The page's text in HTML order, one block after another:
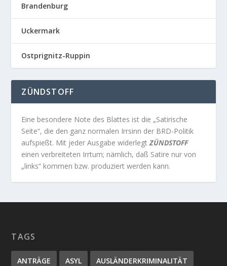
Brandenburg
Uckermark
Ostprignitz-Ruppin
ZÜNDSTOFF
Eine besondere Note des Blattes ist die „Satirische
Seite“, die den ganz normalen Irrsinn der BRD-Politik
aufspießt. Mit jeder Ausgabe widerlegtZÜNDSTOFF
einen verbreiteten Irrtum; nämlich, daß Satire nur von
„links“ kommen bzw. produziert werden kann.
TAGS
ANTRÄGE ASYL AUSLÄNDERKRIMINALITÄT